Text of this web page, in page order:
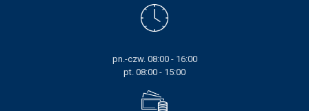
pn.-czw. 08:00 - 16:00
pt. 08:00 - 15:00